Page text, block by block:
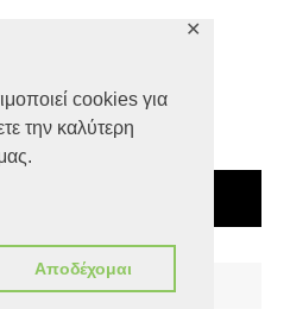
cookies για
την καλύτερη
Αποδέχομαι
✕